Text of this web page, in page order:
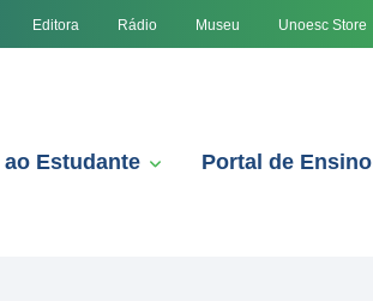
Editora Rádio Museu Unoesc Store
Estudante Portal de Ensino